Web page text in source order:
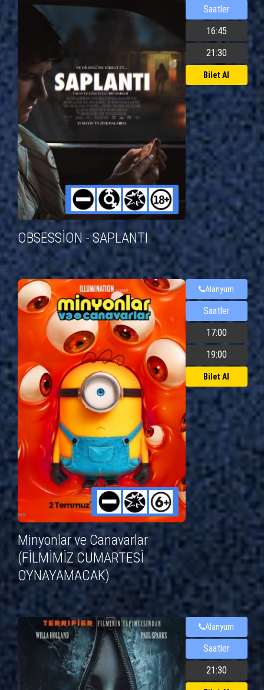
OBSESSİON - SAPLANTI
Saatler
16:45
21:30
Bilet Al
Minyonlar ve Canavarlar
(FİLMİMİZ CUMARTESİ
OYNAYAMACAK)
Alanyum
Saatler
17:00
19:00
Bilet Al
Alanyum
Saatler
21:30